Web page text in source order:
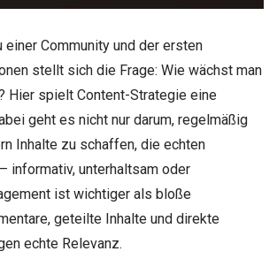
einer Community und der ersten
stellt sich die Frage: Wie wächst man
Hier spielt Content-Strategie eine
geht es nicht nur darum, regelmäßig
Inhalte zu schaffen, die echten
informativ, unterhaltsam oder
ist wichtiger als bloße
geteilte Inhalte und direkte
echte Relevanz.